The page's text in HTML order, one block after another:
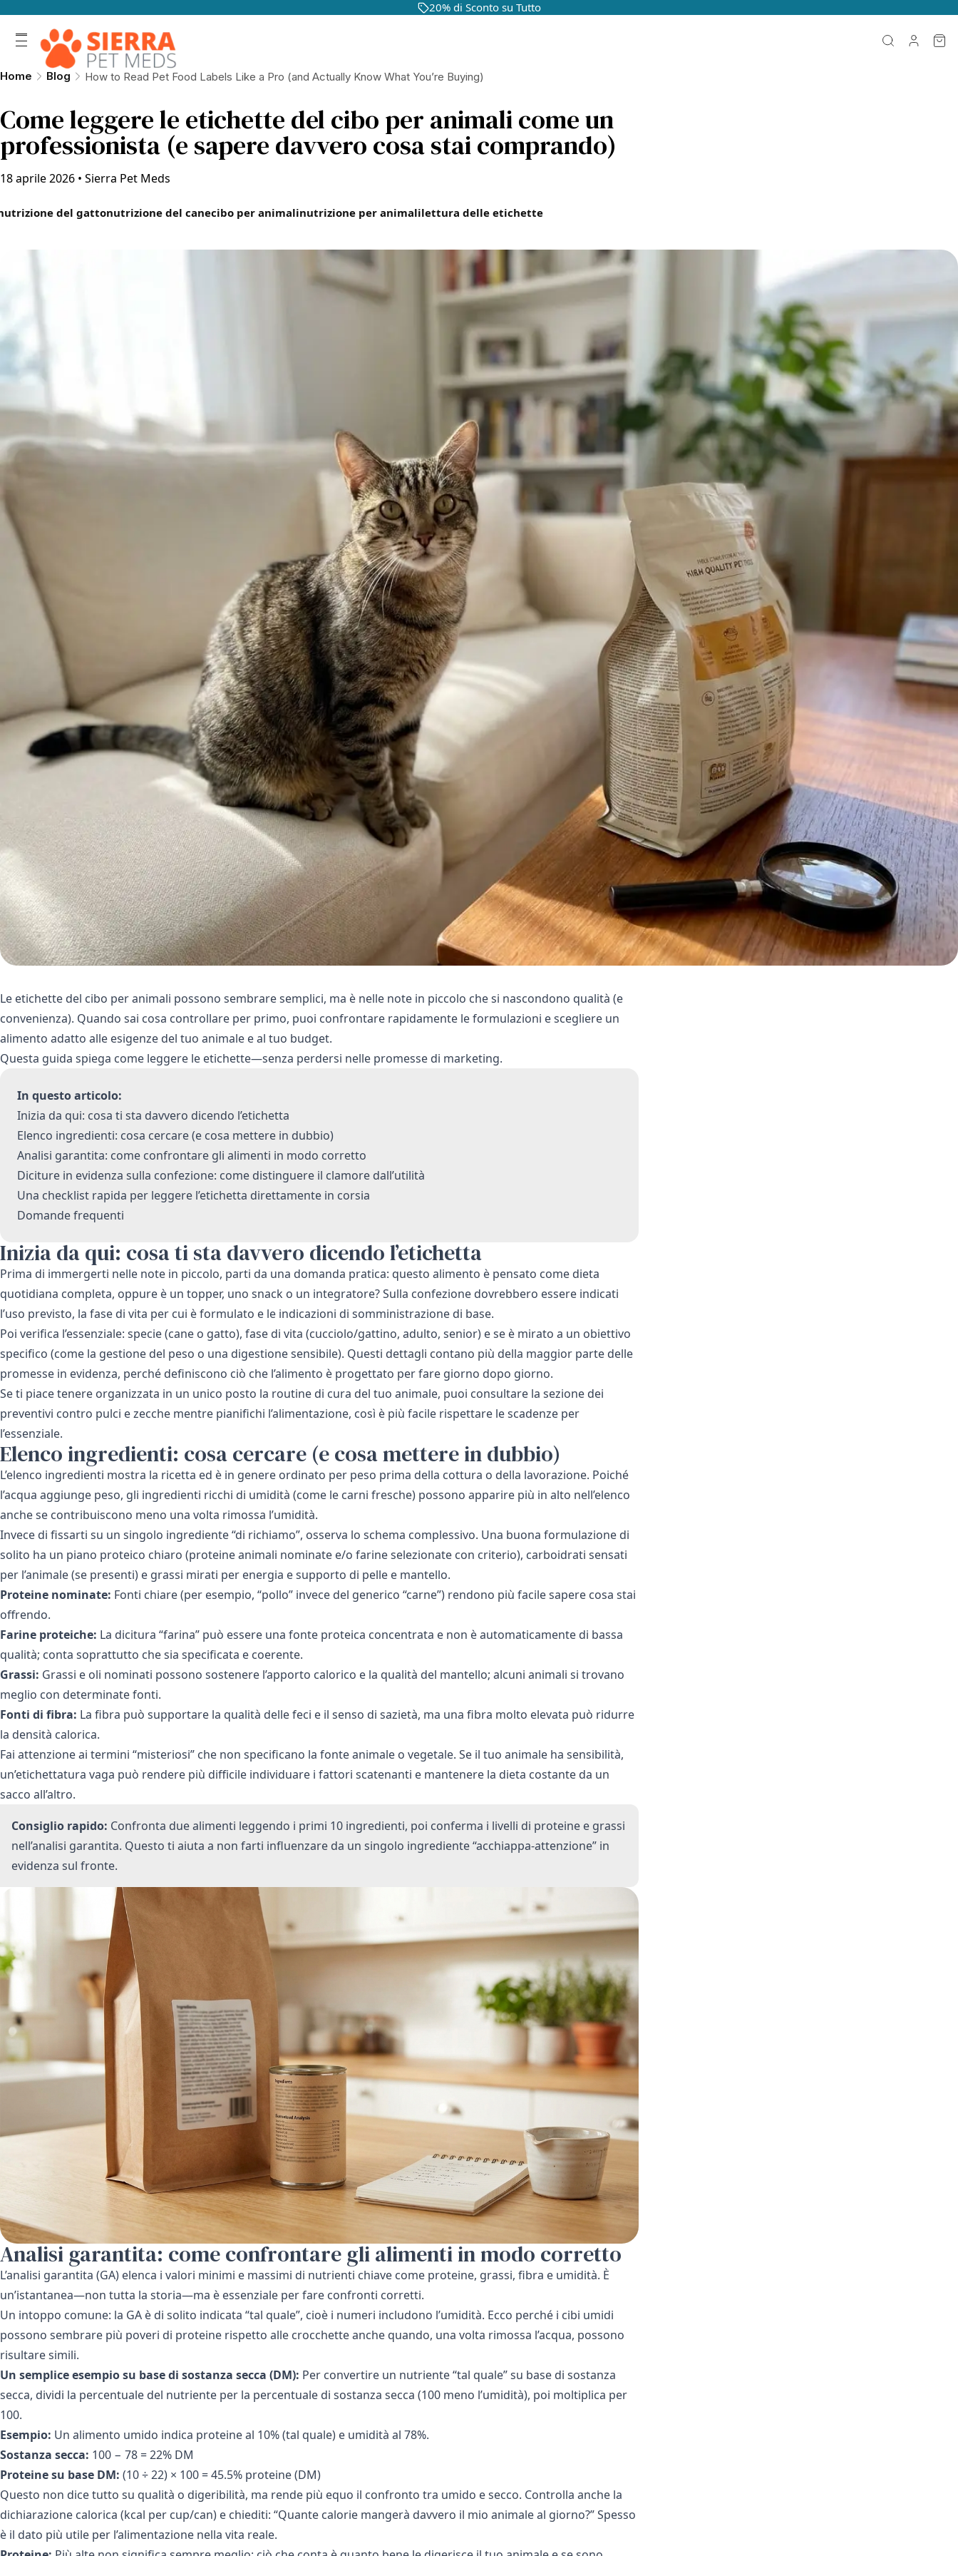
20% di Sconto su Tutto
Home Blog How to Read Pet Food Labels Like a Pro (and Actually Know What You’re Buying)
Come leggere le etichette del cibo per animali come un
professionista (e sapere davvero cosa stai comprando)
18 aprile 2026 • Sierra Pet Meds
del gattonutrizione del canecibo per animalinutrizione per animalilettura delle etichette
Le etichette del cibo per animali possono sembrare semplici, ma è nelle note in piccolo che si nascondono qualità (e
convenienza). Quando sai cosa controllare per primo, puoi confrontare rapidamente le formulazioni e scegliere un
alimento adatto alle esigenze del tuo animale e al tuo budget.
Questa guida spiega come leggere le etichette—senza perdersi nelle promesse di marketing.
In questo articolo:
Inizia da qui: cosa ti sta davvero dicendo l’etichetta
Elenco ingredienti: cosa cercare (e cosa mettere in dubbio)
Analisi garantita: come confrontare gli alimenti in modo corretto
Diciture in evidenza sulla confezione: come distinguere il clamore dall’utilità
Una checklist rapida per leggere l’etichetta direttamente in corsia
Domande frequenti
Inizia da qui: cosa ti sta davvero dicendo l’etichetta
Prima di immergerti nelle note in piccolo, parti da una domanda pratica: questo alimento è pensato come dieta
quotidiana completa, oppure è un topper, uno snack o un integratore? Sulla confezione dovrebbero essere indicati
l’uso previsto, la fase di vita per cui è formulato e le indicazioni di somministrazione di base.
Poi verifica l’essenziale: specie (cane o gatto), fase di vita (cucciolo/gattino, adulto, senior) e se è mirato a un obiettivo
specifico (come la gestione del peso o una digestione sensibile). Questi dettagli contano più della maggior parte delle
promesse in evidenza, perché definiscono ciò che l’alimento è progettato per fare giorno dopo giorno.
Se ti piace tenere organizzata in un unico posto la routine di cura del tuo animale, puoi consultare la sezione dei
preventivi contro pulci e zecche mentre pianifichi l’alimentazione, così è più facile rispettare le scadenze per
l’essenziale.
Elenco ingredienti: cosa cercare (e cosa mettere in dubbio)
L’elenco ingredienti mostra la ricetta ed è in genere ordinato per peso prima della cottura o della lavorazione. Poiché
l’acqua aggiunge peso, gli ingredienti ricchi di umidità (come le carni fresche) possono apparire più in alto nell’elenco
anche se contribuiscono meno una volta rimossa l’umidità.
Invece di fissarti su un singolo ingrediente “di richiamo”, osserva lo schema complessivo. Una buona formulazione di
solito ha un piano proteico chiaro (proteine animali nominate e/o farine selezionate con criterio), carboidrati sensati
per l’animale (se presenti) e grassi mirati per energia e supporto di pelle e mantello.
Proteine nominate: Fonti chiare (per esempio, “pollo” invece del generico “carne”) rendono più facile sapere cosa stai
offrendo.
Farine proteiche: La dicitura “farina” può essere una fonte proteica concentrata e non è automaticamente di bassa
qualità; conta soprattutto che sia specificata e coerente.
Grassi: Grassi e oli nominati possono sostenere l’apporto calorico e la qualità del mantello; alcuni animali si trovano
meglio con determinate fonti.
Fonti di fibra: La fibra può supportare la qualità delle feci e il senso di sazietà, ma una fibra molto elevata può ridurre
la densità calorica.
Fai attenzione ai termini “misteriosi” che non specificano la fonte animale o vegetale. Se il tuo animale ha sensibilità,
un’etichettatura vaga può rendere più difficile individuare i fattori scatenanti e mantenere la dieta costante da un
sacco all’altro.
Consiglio rapido: Confronta due alimenti leggendo i primi 10 ingredienti, poi conferma i livelli di proteine e grassi
nell’analisi garantita. Questo ti aiuta a non farti influenzare da un singolo ingrediente “acchiappa-attenzione” in
evidenza sul fronte.
Analisi garantita: come confrontare gli alimenti in modo corretto
L’analisi garantita (GA) elenca i valori minimi e massimi di nutrienti chiave come proteine, grassi, fibra e umidità. È
un’istantanea—non tutta la storia—ma è essenziale per fare confronti corretti.
Un intoppo comune: la GA è di solito indicata “tal quale”, cioè i numeri includono l’umidità. Ecco perché i cibi umidi
possono sembrare più poveri di proteine rispetto alle crocchette anche quando, una volta rimossa l’acqua, possono
risultare simili.
Un semplice esempio su base di sostanza secca (DM): Per convertire un nutriente “tal quale” su base di sostanza
secca, dividi la percentuale del nutriente per la percentuale di sostanza secca (100 meno l’umidità), poi moltiplica per
100.
Esempio: Un alimento umido indica proteine al 10% (tal quale) e umidità al 78%.
Sostanza secca: 100 − 78 = 22% DM
Proteine su base DM: (10 ÷ 22) × 100 = 45.5% proteine (DM)
Questo non dice tutto su qualità o digeribilità, ma rende più equo il confronto tra umido e secco. Controlla anche la
dichiarazione calorica (kcal per cup/can) e chiediti: “Quante calorie mangerà davvero il mio animale al giorno?” Spesso
è il dato più utile per l’alimentazione nella vita reale.